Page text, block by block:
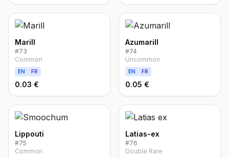
Marill
#73
Common
EN FR
0.03 €
Azumarill
#74
Uncommon
EN FR
0.05 €
Lippouti
#75
Common
Latias-ex
#76
Double Rare